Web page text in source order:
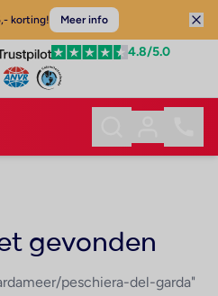
korting! Meer info
4.8/5.0
gevonden
peschiera-del-garda"